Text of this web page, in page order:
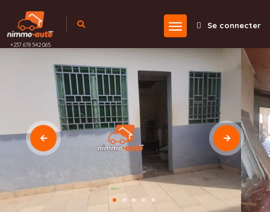
+237 678 542 065
Se connecter